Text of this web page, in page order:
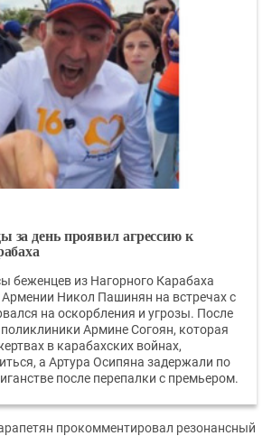
день проявил агрессию к
беженцев из Нагорного Карабаха
Никол Пашинян на встречах с
на оскорбления и угрозы. После
поликлиники Армине Согоян, которая
в карабахских войнах,
а Артура Осипяна задержали по
после перепалки с премьером.
прокомментировал резонансный